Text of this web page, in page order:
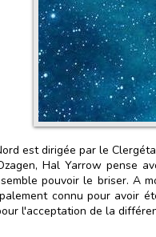
est dirigée par le
Hal Yarrow pense
pouvoir le briser. A
connu pour avoir
l'acceptation de la